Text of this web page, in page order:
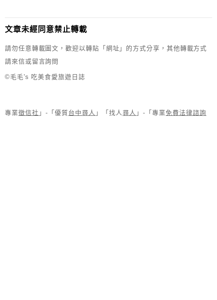
文章未經同意禁止轉載
請勿任意轉載圖文，歡迎以轉貼「網址」的方式分享，其他轉載方式
請來信或留言詢問
©毛毛's 吃美食愛旅遊日誌
專業徵信社 」-「優質台中尋人 」「找人 尋人 」-「專業免費法律諮詢